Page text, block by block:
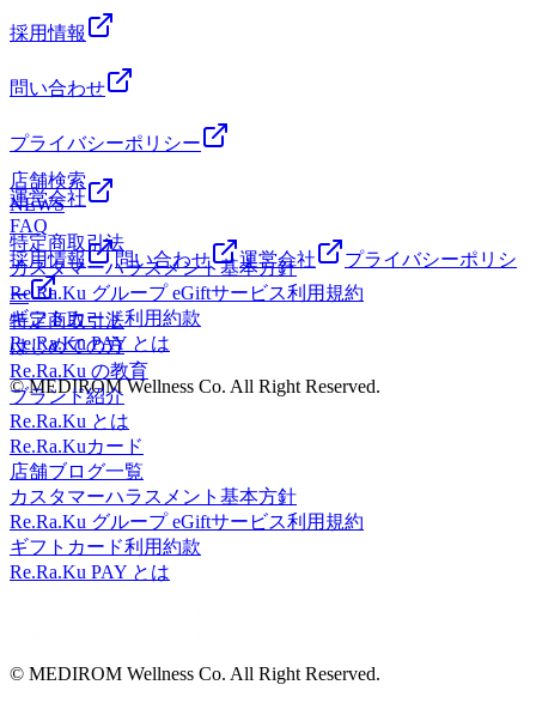
ス】《JR東日本》 山手線、湘南新宿ライン、埼京線《東
急》 東横線、田園都市線《京王》 井の頭線《東京メトロ》
銀座線、半蔵門線、副都心線【場所】 JR山手線/渋谷駅よ
り徒歩5分！渋谷メトロプラザ 1F
採用情報
問い合わせ
プライバシーポリシー
運営会社
特定商取引法
カスタマーハラスメント基本方針
Re.Ra.Ku グループ eGiftサービス利用規約
ギフトカード利用約款
Re.Ra.Ku PAY とは
© MEDIROM Wellness Co. All Right Reserved.
店舗検索
NEWS
FAQ
採用情報
問い合わせ 運営会社
プライバシーポリシ
ー
特定商取引法
はじめての方
Re.Ra.Ku の教育
ブランド紹介
Re.Ra.Ku とは
Re.Ra.Kuカード
店舗ブログ一覧
カスタマーハラスメント基本方針
Re.Ra.Ku グループ eGiftサービス利用規約
ギフトカード利用約款
Re.Ra.Ku PAY とは
© MEDIROM Wellness Co. All Right Reserved.